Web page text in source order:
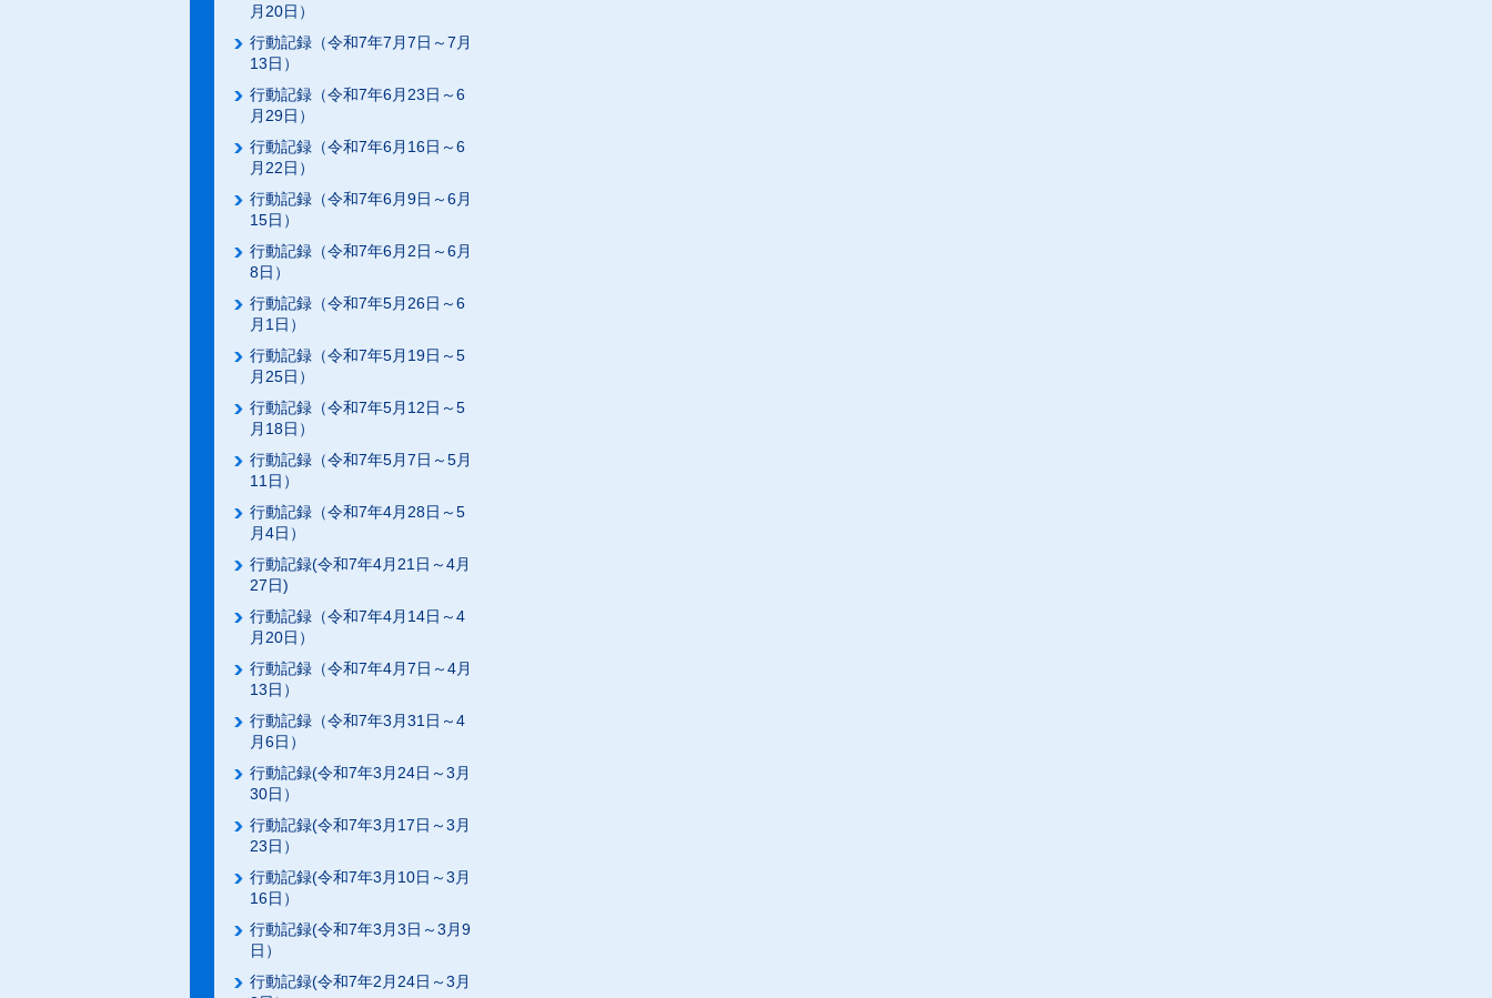
月20日）
行動記録（令和7年7月7日～7月
13日）
行動記録（令和7年6月23日～6
月29日）
行動記録（令和7年6月16日～6
月22日）
行動記録（令和7年6月9日～6月
15日）
行動記録（令和7年6月2日～6月
8日）
行動記録（令和7年5月26日～6
月1日）
行動記録（令和7年5月19日～5
月25日）
行動記録（令和7年5月12日～5
月18日）
行動記録（令和7年5月7日～5月
11日）
行動記録（令和7年4月28日～5
月4日）
行動記録(令和7年4月21日～4月
27日)
行動記録（令和7年4月14日～4
月20日）
行動記録（令和7年4月7日～4月
13日）
行動記録（令和7年3月31日～4
月6日）
行動記録(令和7年3月24日～3月
30日）
行動記録(令和7年3月17日～3月
23日）
行動記録(令和7年3月10日～3月
16日）
行動記録(令和7年3月3日～3月9
日）
行動記録(令和7年2月24日～3月